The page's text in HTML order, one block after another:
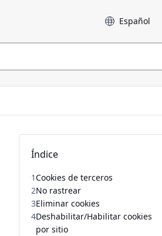
Language
Índice
1Cookies de terceros
2No rastrear
3Eliminar cookies
4Deshabilitar/Habilitar cookies
por sitio